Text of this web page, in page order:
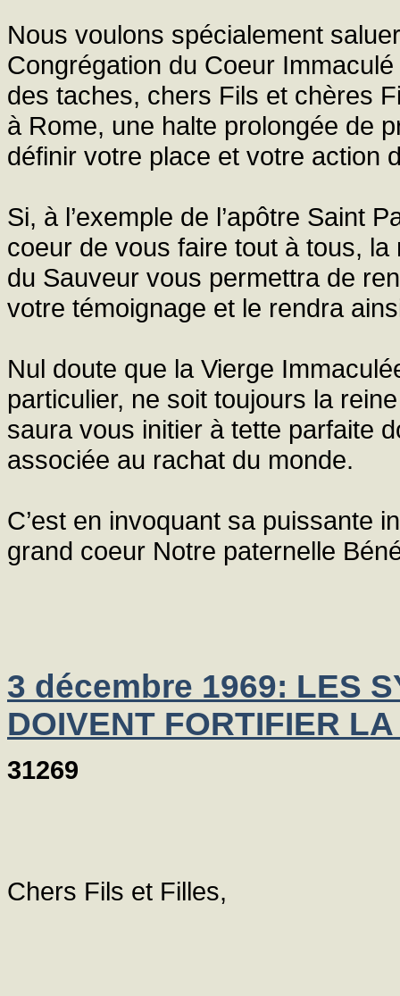
Nous voulons spécialement
Congrégation du Coeur
des taches, chers Fils et chères
à Rome, une halte prolongée de
définir votre place et votre action
Si, à l’exemple de l’apôtre Saint
coeur de vous faire tout à tous, la
du Sauveur vous permettra de
votre témoignage et le rendra
Nul doute que la Vierge
particulier, ne soit toujours la
saura vous initier à tette parfaite
associée au rachat du monde.
C’est en invoquant sa puissante
grand coeur Notre paternelle
3 décembre 1969: LES
DOIVENT FORTIFIER
31269
Chers Fils et Filles,